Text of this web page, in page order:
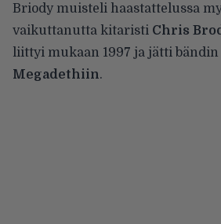
Briody muisteli haastattelussa
vaikuttanutta kitaristi Chris
liittyi mukaan 1997 ja jätti
Megadethiin.